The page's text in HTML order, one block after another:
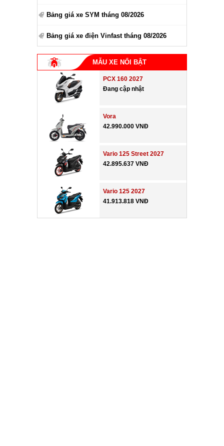
Bảng giá xe SYM tháng 08/2026
Bảng giá xe điện Vinfast tháng 08/2026
MẪU XE NỔI BẬT
PCX 160 2027
Đang cập nhật
Vora
42.990.000 VNĐ
Vario 125 Street 2027
42.895.637 VNĐ
Vario 125 2027
41.913.818 VNĐ